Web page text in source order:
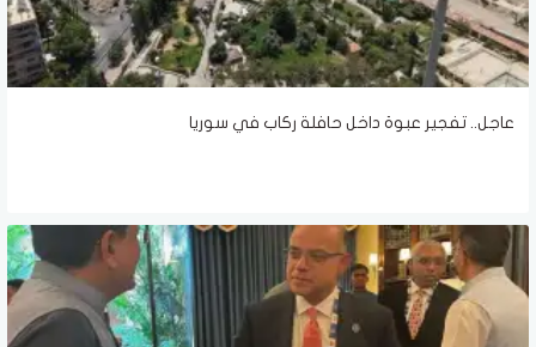
عاجل.. تفجير عبوة داخل حافلة ركاب في سوريا